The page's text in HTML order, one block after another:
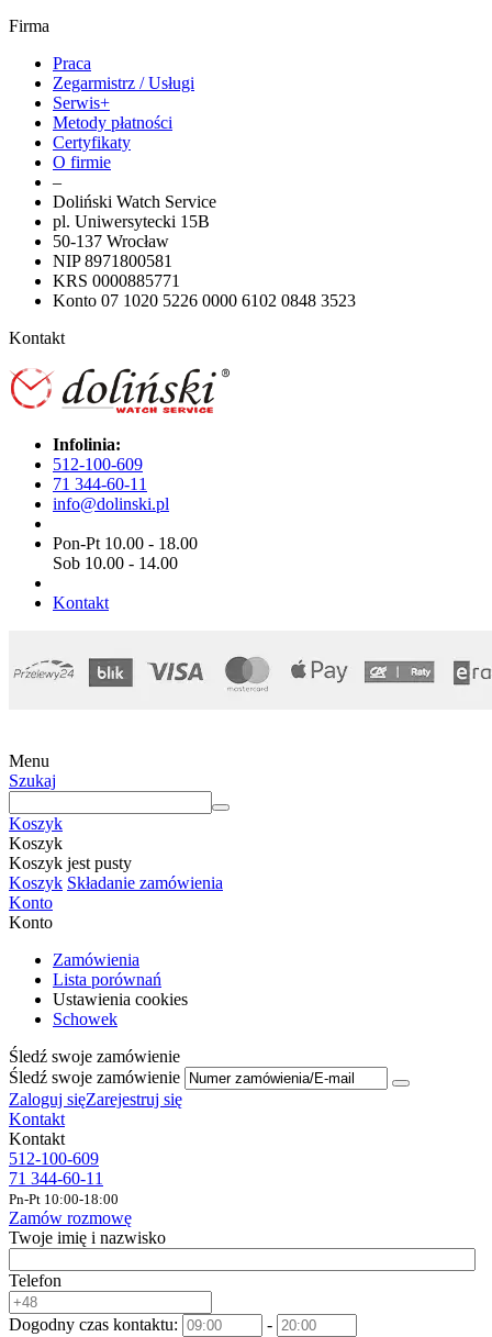
Firma
Praca
Zegarmistrz / Usługi
Serwis+
Metody płatności
Certyfikaty
O firmie
–
Doliński Watch Service
pl. Uniwersytecki 15B
50-137 Wrocław
NIP 8971800581
KRS 0000885771
Konto 07 1020 5226 0000 6102 0848 3523
Kontakt
Infolinia:
512-100-609
71 344-60-11
info@dolinski.pl
Pon-Pt 10.00 - 18.00
Sob 10.00 - 14.00
Kontakt
Menu
Szukaj
Koszyk
Koszyk
Koszyk jest pusty
Koszyk Składanie zamówienia
Konto
Konto
Zamówienia
Lista porównań
Ustawienia cookies
Schowek
Śledź swoje zamówienie
Śledź swoje zamówienie
Zaloguj sięZarejestruj się
Kontakt
Kontakt
512-100-609
71 344-60-11
Pn-Pt 10:00-18:00
Zamów rozmowę
Twoje imię i nazwisko
Telefon
Dogodny czas kontaktu:
-